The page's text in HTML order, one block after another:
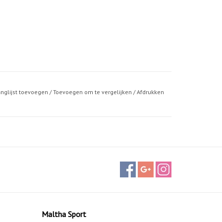
toevoegen /Toevoegen om te vergelijken /Afdrukken
Maltha Sport